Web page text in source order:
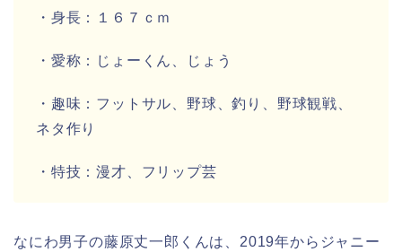
・身長： １６７ｃｍ
・愛称： じょーくん、じょう
・趣味： フットサル、野球、釣り、野球観戦、
ネタ作り
・特技：漫才、フリップ芸
なにわ男子の藤原丈一郎くんは、2019年から ジャニー